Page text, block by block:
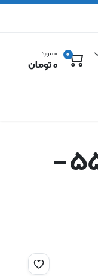
0 0 مورد
0تومان
میل سوپاپ هوا تیگو ۵ – ۵۵۰ –